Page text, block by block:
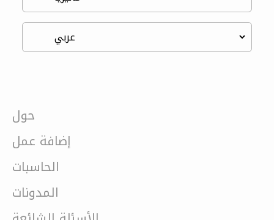
حول
إضافة عمل
الحاسبات
المدونات